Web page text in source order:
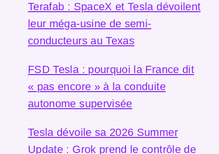
Terafab : SpaceX et Tesla dévoilent
leur méga-usine de semi-
conducteurs au Texas
FSD Tesla : pourquoi la France dit
« pas encore » à la conduite
autonome supervisée
Tesla dévoile sa 2026 Summer
Update : Grok prend le contrôle de